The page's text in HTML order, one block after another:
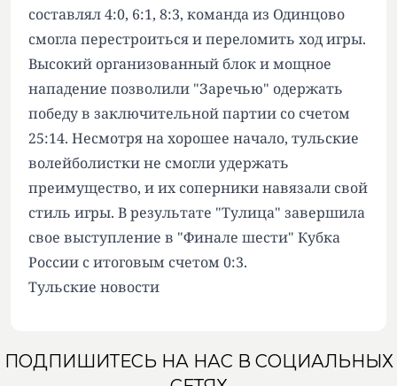
составлял 4:0, 6:1, 8:3, команда из Одинцово
смогла перестроиться и переломить ход игры.
Высокий организованный блок и мощное
нападение позволили "Заречью" одержать
победу в заключительной партии со счетом
25:14. Несмотря на хорошее начало, тульские
волейболистки не смогли удержать
преимущество, и их соперники навязали свой
стиль игры. В результате "Тулица" завершила
свое выступление в "Финале шести" Кубка
России с итоговым счетом 0:3.
Тульские новости
ПОДПИШИТЕСЬ НА НАС В СОЦИАЛЬНЫХ